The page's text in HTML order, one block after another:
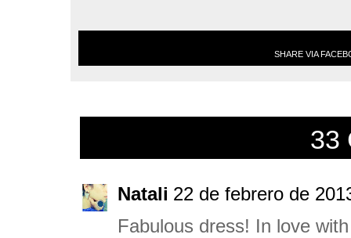
SHARE VIA
33
Natali 22 de febrero de
Fabulous dress! In love